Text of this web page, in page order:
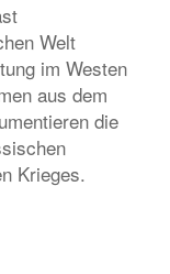
Welt
im Westen
aus dem
die
Krieges.